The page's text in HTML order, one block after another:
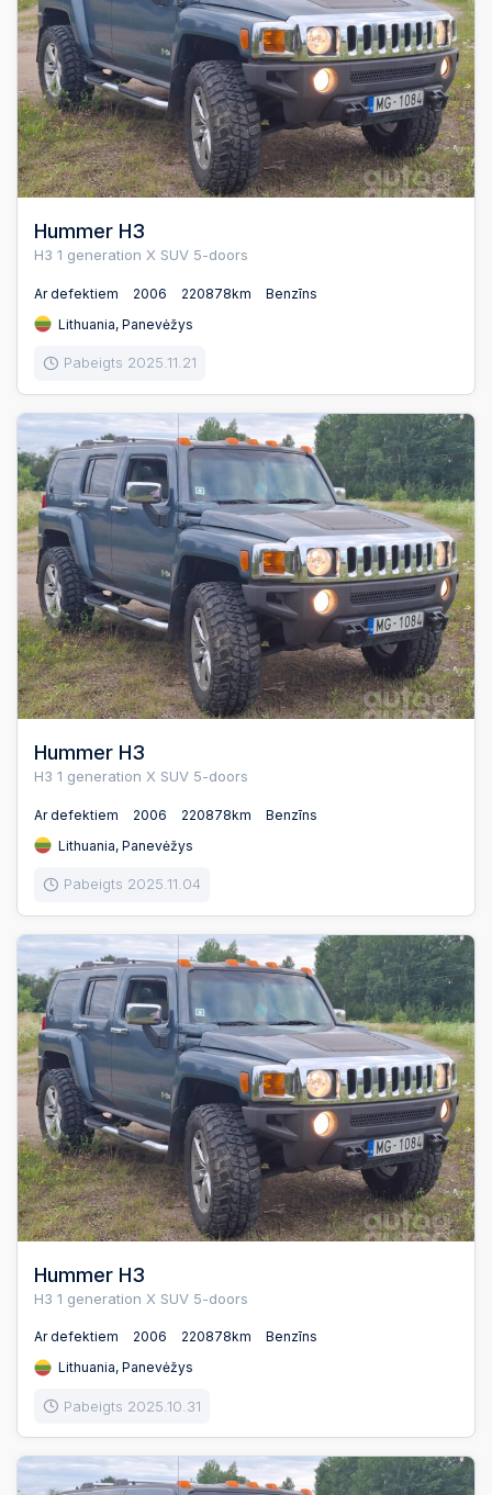
Hummer H3
H3 1 generation X SUV 5-doors
Ar defektiem 2006 220878km
Benzīns
Lithuania, Panevėžys
Pabeigts 2025.11.21
Hummer H3
H3 1 generation X SUV 5-doors
Ar defektiem 2006 220878km
Benzīns
Lithuania, Panevėžys
Pabeigts 2025.11.04
Hummer H3
H3 1 generation X SUV 5-doors
Ar defektiem 2006 220878km
Benzīns
Lithuania, Panevėžys
Pabeigts 2025.10.31